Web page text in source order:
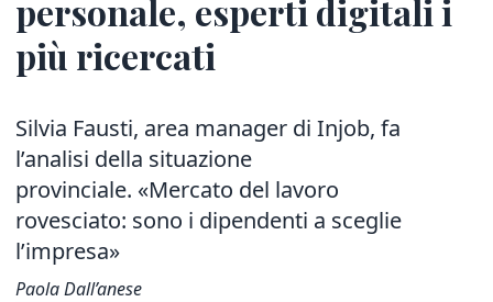
personale, esperti digitali i
più ricercati
Silvia Fausti, area manager di Injob, fa
l’analisi della situazione
provinciale. «Mercato del lavoro
rovesciato: sono i dipendenti a sceglie
l’impresa»
Paola Dall’anese